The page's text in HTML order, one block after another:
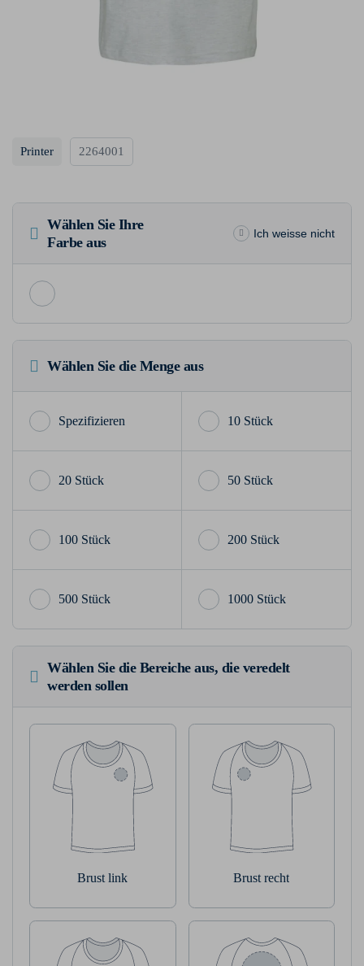
Printer 2264001
Wählen Sie Ihre
Farbe aus
Ich weisse nicht
Wählen Sie die Menge aus
10 Stück
20 Stück 50 Stück
100 Stück 200 Stück
500 Stück 1000 Stück
Wählen Sie die Bereiche aus, die veredelt
werden sollen
Brust link Brust recht